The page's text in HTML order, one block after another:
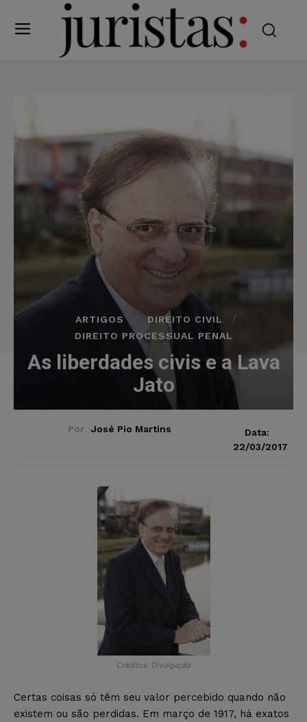
ARTIGOS
DIREITO CIVIL
DIREITO PROCESSUAL PENAL
As liberdades civis e a Lava
Jato
Por José Pio Martins
Data:
22/03/2017
Créditos: Divulgação
Certas coisas só têm seu valor percebido quando não
existem ou são perdidas. Em março de 1917, há exatos